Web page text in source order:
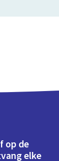
op de
elke